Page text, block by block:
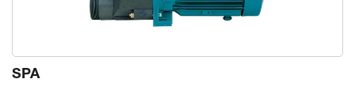
SPA